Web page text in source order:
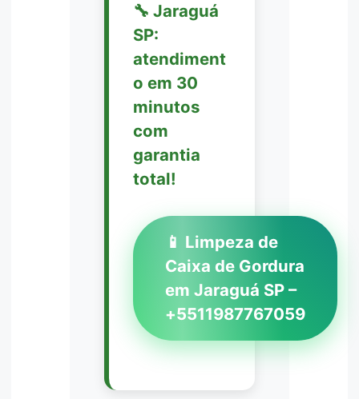
🔧 Jaraguá
SP:
atendiment
o em 30
minutos
com
garantia
total!
📱 Limpeza de
Caixa de Gordura
em Jaraguá SP –
+5511987767059